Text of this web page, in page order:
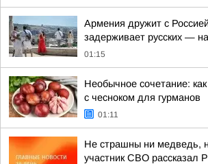
Армения дружит с
задерживает русских —
01:15
Необычное сочетание:
с чесноком для гурманов
01:11
Не страшны ни медведь,
участник СВО рассказал